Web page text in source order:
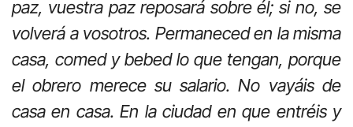
paz, vuestra paz reposará sobre él; si no, se
volverá a vosotros. Permaneced en la misma
casa, comed y bebed lo que tengan, porque
el obrero merece su salario. No vayáis de
casa en casa. En la ciudad en que entréis y